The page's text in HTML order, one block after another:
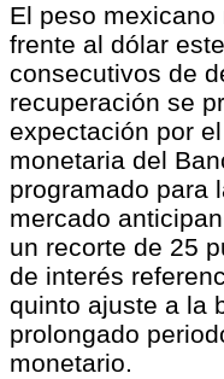
El peso
frente al dólar
consecutivos de
recuperación se
expectación por
monetaria del
programado para
mercado
un recorte de 25
de interés
quinto ajuste a la
prolongado
monetario.